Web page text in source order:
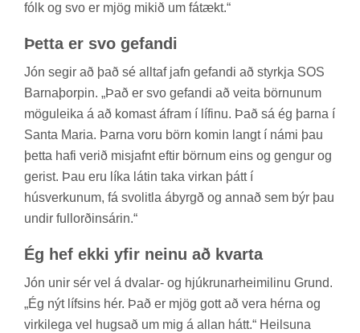
fólk og svo er mjög mik­ið um fá­tækt.“
Þetta er svo gef­andi
Jón seg­ir að það sé alltaf jafn gef­andi að styrkja SOS
Barna­þorp­in. „Það er svo gef­andi að veita börn­un­um
mögu­leika á að kom­ast áfram í líf­inu. Það sá ég þarna í
Santa Maria. Þarna voru börn kom­in langt í námi þau
þetta hafi ver­ið mis­jafnt eft­ir börn­um eins og geng­ur og
ger­ist. Þau eru líka lát­in taka virk­an þátt í
hús­verk­un­um, fá svo­litla ábyrgð og ann­að sem býr þau
und­ir full­orð­ins­ár­in.“
Ég hef ekki yfir neinu að kvarta
Jón unir sér vel á dval­ar- og hjúkr­un­ar­heim­il­inu Grund.
„Ég nýt lífs­ins hér. Það er mjög gott að vera hérna og
virki­lega vel hugs­að um mig á all­an hátt.“ Heils­una